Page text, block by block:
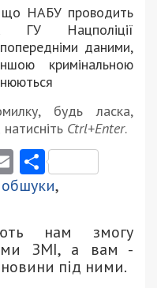
що НАБУ проводить
ГУ Нацполіції
даними,
кримінальною
будь ласка,
Ctrl+Enter.
Email
обшуки,
нам змогу
ЗМІ, а вам -
під ними.